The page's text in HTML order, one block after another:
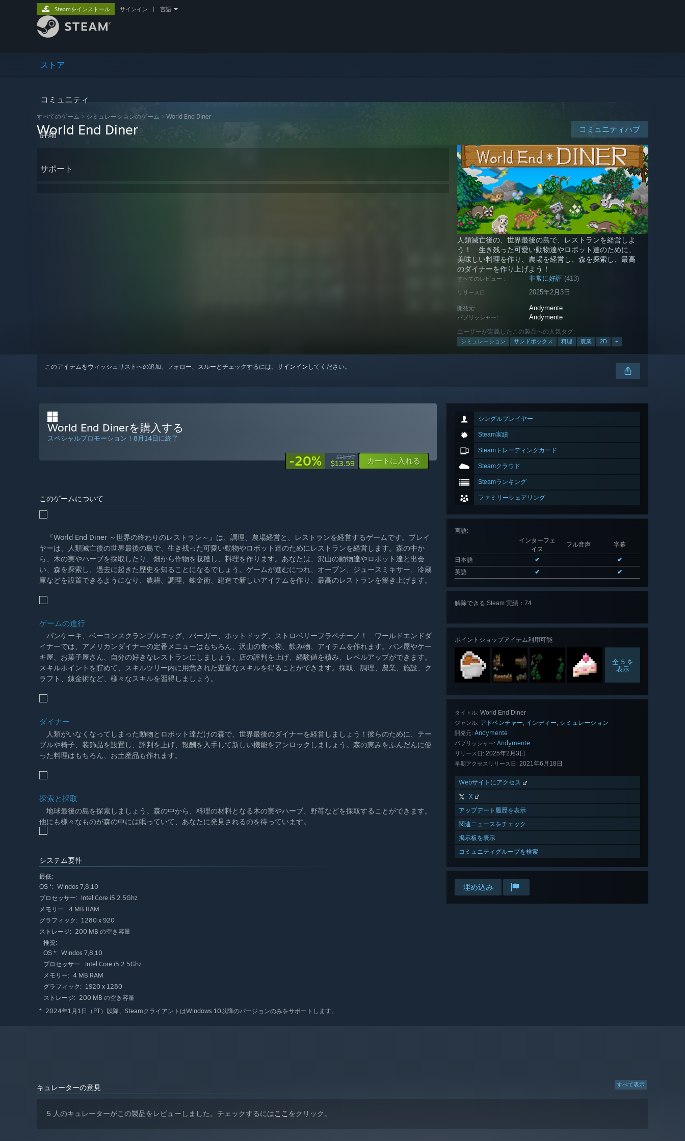
ストア
コミュニティ
詳細
サポート
Steamをインストール サインイン 言語
すべてのゲーム > シミュレーションのゲーム > World End Diner
コミュニティハブ
World End Diner
人類滅亡後の、世界最後の島で、レストランを経営しよ
う！ 生き残った可愛い動物達やロボット達のために、
美味しい料理を作り、農場を経営し、森を探索し、最高
のダイナーを作り上げよう！
すべてのレビュー： 非常に好評 (413)
リリース日: 2025年2月3日
開発元: Andymente
パブリッシャー: Andymente
ユーザーが定義したこの製品への人気タグ:
シミュレーション サンドボックス 料理 農業 2D +
このアイテムをウィッシュリストへの追加、フォロー、スルーとチェックするには、 サインイン してください。
シングルプレイヤー
Steam実績
Steamトレーディングカード
Steamクラウド
Steamランキング
ファミリーシェアリング
言語:
インターフェ
イス
フル音声 字幕
日本語 ✔
✔
英語
✔ ✔
解除できる Steam 実績：74
ポイントショップアイテム利用可能
全 5 を
表示
タイトル: World End Diner
ジャンル: アドベンチャー, インディー, シミュレーション
開発元: Andymente
パブリッシャー: Andymente
リリース日: 2025年2月3日
早期アクセスリリース日: 2021年6月18日
Webサイトにアクセス
X
アップデート履歴を表示
関連ニュースをチェック
掲示板を表示
コミュニティグループを検索
埋め込み
World End Dinerを購入する
スペシャルプロモーション！8月14日に終了
-20% $16.99
$13.59 カートに入れる
このゲームについて
『World End Diner ～世界の終わりのレストラン～』は、調理、農場経営と、レストランを経営するゲームです。プレイ
ヤーは、人類滅亡後の世界最後の島で、生き残った可愛い動物やロボット達のためにレストランを経営します。森の中か
ら、木の実やハーブを採取したり、畑から作物を収穫し、料理を作ります。あなたは、沢山の動物達やロボット達と出会
い、森を探索し、過去に起きた歴史を知ることになるでしょう。ゲームが進むにつれ、オーブン、ジュースミキサー、冷蔵
庫などを設置できるようになり、農耕、調理、錬金術、建造で新しいアイテムを作り、最高のレストランを築き上げます。
ゲームの進行
パンケーキ、ベーコンスクランブルエッグ、バーガー、ホットドッグ、ストロベリーフラペチーノ！ ワールドエンドダ
イナーでは、アメリカンダイナーの定番メニューはもちろん、沢山の食べ物、飲み物、アイテムを作れます。パン屋やケー
キ屋、お菓子屋さん、自分の好きなレストランにしましょう。店の評判を上げ、経験値を積み、レベルアップができます。
スキルポイントを貯めて、スキルツリー内に用意された豊富なスキルを得ることができます。採取、調理、農業、施設、ク
ラフト、錬金術など、様々なスキルを習得しましょう。
ダイナー
人類がいなくなってしまった動物とロボット達だけの森で、世界最後のダイナーを経営しましょう！彼らのために、テー
ブルや椅子、装飾品を設置し、評判を上げ、報酬を入手して新しい機能をアンロックしましょう。森の恵みをふんだんに使
った料理はもちろん、お土産品も作れます。
探索と採取
地球最後の島を探索しましょう。森の中から、料理の材料となる木の実やハーブ、野苺などを採取することができます。
他にも様々なものが森の中には眠っていて、あなたに発見されるのを待っています。
システム要件
最低:
OS *: Windos 7,8,10
プロセッサー: Intel Core i5 2.5Ghz
メモリー: 4 MB RAM
グラフィック: 1280 x 920
ストレージ: 200 MB の空き容量
推奨:
OS *: Windos 7,8,10
プロセッサー: Intel Core i5 2.5Ghz
メモリー: 4 MB RAM
グラフィック: 1920 x 1280
ストレージ: 200 MB の空き容量
* 2024年1月1日（PT）以降、SteamクライアントはWindows 10以降のバージョンのみをサポートします。
すべて表示
キュレーターの意見
5 人のキュレーターがこの製品をレビューしました。チェックするにはここ をクリック。